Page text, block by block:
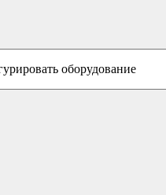
оборудование